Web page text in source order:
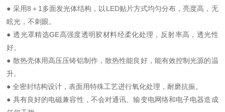
● 采用8＋1多面发光体结构，以LED贴片方式均匀分布，亮度高，无
眩光，不刺眼。
● 透光罩精选GE高强度透明胶材料经柔化处理，反射率高，透光性
好。
● 散热壳体用高压压铸铝制作，散热性能良好，能有效控制光源的温
升。
● 全密封结构设计，表面用特殊工艺进行氧化处理，耐磨抗振。
● 具有良好的电磁兼容性，不会对通讯、输变电网络和电子电器造成